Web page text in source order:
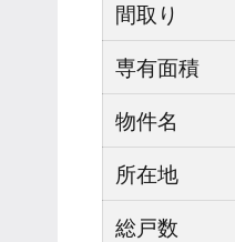
間取り
専有面積
物件名
所在地
総戸数